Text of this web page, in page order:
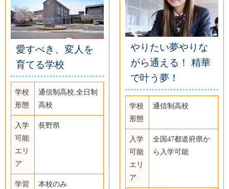
愛すべき、変人を
育てる学校
学校
形態
通信制高校,全日制
高校
入学
可能
エリ
ア
長野県
学習
本校のみ
やりたい夢やりな
がら通える！ 精華
で叶う夢！
学校
形態
通信制高校
入学
可能
エリ
ア
全国47都道府県か
ら入学可能